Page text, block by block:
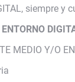
siempre
MEDIO Y/O